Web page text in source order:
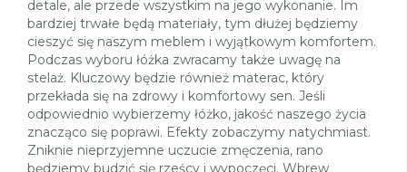
detale, ale przede wszystkim na jego wykonanie. Im
bardziej trwałe będą materiały, tym dłużej będziemy
cieszyć się naszym meblem i wyjątkowym komfortem.
Podczas wyboru łóżka zwracamy także uwagę na
stelaż. Kluczowy będzie również materac, który
przekłada się na zdrowy i komfortowy sen. Jeśli
odpowiednio wybierzemy łóżko, jakość naszego życia
znacząco się poprawi. Efekty zobaczymy natychmiast.
Zniknie nieprzyjemne uczucie zmęczenia, rano
będziemy budzić się rześcy i wypoczęci. Wbrew